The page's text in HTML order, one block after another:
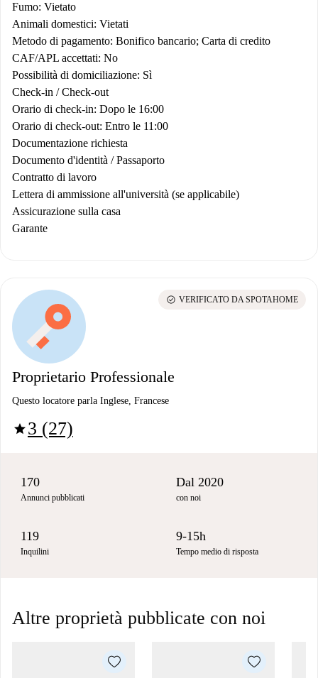
Fumo: Vietato
Animali domestici: Vietati
Metodo di pagamento: Bonifico bancario; Carta di credito
CAF/APL accettati: No
Possibilità di domiciliazione: Sì
Check-in / Check-out
Orario di check-in: Dopo le 16:00
Orario di check-out: Entro le 11:00
Documentazione richiesta
Documento d'identità / Passaporto
Contratto di lavoro
Lettera di ammissione all'università (se applicabile)
Assicurazione sulla casa
Garante
Proprietario Professionale
Questo locatore parla Inglese, Francese
star3 (27)
check_circle VERIFICATO DA SPOTAHOME
170
Annunci pubblicati
Dal 2020
con noi
119
Inquilini
9-15h
Tempo medio di risposta
Altre proprietà pubblicate con noi